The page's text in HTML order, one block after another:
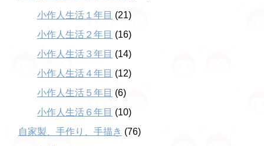
小作人生活１年目 (21)
小作人生活２年目 (16)
小作人生活３年目 (14)
小作人生活４年目 (12)
小作人生活５年目 (6)
小作人生活６年目 (10)
自家製、手作り、手描き (76)